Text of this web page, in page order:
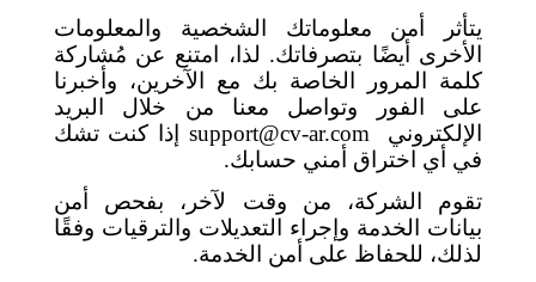
يتأثر أمن معلوماتك الشخصية والمعلومات
الأخرى أيضًا بتصرفاتك. لذا، امتنع عن مُشاركة
كلمة المرور الخاصة بك مع الآخرين، وأخبرنا
على الفور وتواصل معنا من خلال البريد
الإلكتروني
support@cv-ar.com
إذا كنت تشك
في أي اختراق أمني حسابك.
تقوم الشركة، من وقت لآخر، بفحص أمن
بيانات الخدمة وإجراء التعديلات والترقيات وفقًا
لذلك، للحفاظ على أمن الخدمة.